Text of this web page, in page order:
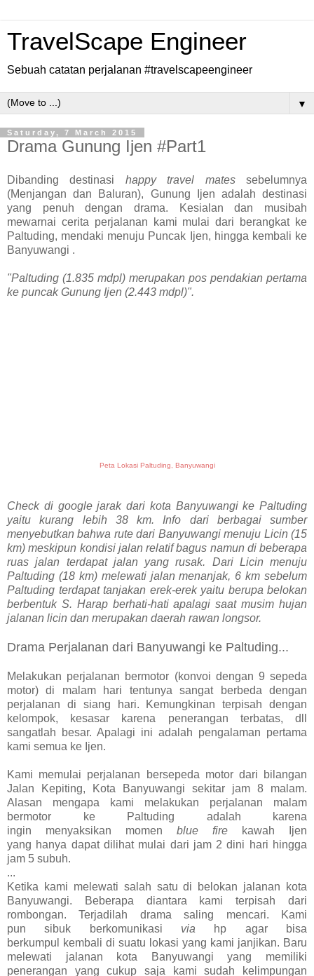
TravelScape Engineer
Sebuah catatan perjalanan #travelscapeengineer
▼
Saturday, 7 March 2015
Drama Gunung Ijen #Part1
Dibanding destinasi happy travel matessebelumnya
(Menjangan dan Baluran), Gunung Ijen adalah destinasi
yang penuh dengan drama. Kesialan dan musibah
mewarnai cerita perjalanan kami mulai dari berangkat ke
Paltuding, mendaki menuju Puncak Ijen, hingga kembali ke
Banyuwangi .
"Paltuding (1.835 mdpl) merupakan pos pendakian pertama
ke puncak Gunung Ijen (2.443 mdpl)".
Peta Lokasi Paltuding, Banyuwangi
Check di google jarak dari kota Banyuwangi ke Paltuding
yaitu
kurang lebih 38 km. Info dari berbagai sumber
menyebutkan bahwa rute dari Banyuwangi menuju Licin (15
km) meskipun kondisi jalan relatif bagus namun di beberapa
ruas jalan terdapat jalan yang rusak. Dari Licin menuju
Paltuding (18 km) melewati jalan menanjak, 6 km sebelum
Paltuding terdapat tanjakan erek-erek yaitu berupa belokan
berbentuk S. Harap berhati-hati apalagi saat musim hujan
jalanan licin dan merupakan daerah rawan longsor.
Drama Perjalanan dari Banyuwangi ke Paltuding...
Melakukan perjalanan bermotor (konvoi dengan 9 sepeda
motor)
di malam hari
tentunya sangat berbeda dengan
perjalanan di siang hari. Kemungkinan terpisah dengan
kelompok, kesasar karena penerangan terbatas, dll
sangatlah besar. Apalagi ini adalah pengalaman pertama
kami semua ke Ijen.
Kami memulai perjalanan bersepeda motor dari bilangan
Jalan Kepiting, Kota Banyuwangi
sekitar jam 8 malam.
Alasan mengapa kami melakukan perjalanan malam
bermotor ke Paltuding adalah karena
ingin
menyaksikan momen blue fire
kawah Ijen
yang hanya dapat dilihat mulai dari jam 2 dini hari hingga
jam 5 subuh.
...
Ketika kami melewati salah satu di belokan jalanan kota
Banyuwangi. Beberapa diantara kami terpisah
dari
rombongan.
Terjadilah drama saling mencari. Kami
pun
sibuk berkomunikasi via hp agar
bisa
berkumpul kembali di suatu lokasi yang kami janjikan. Baru
melewati jalanan kota Banyuwangi
yang memiliki
penerangan yang cukup
saja kami sudah kelimpungan